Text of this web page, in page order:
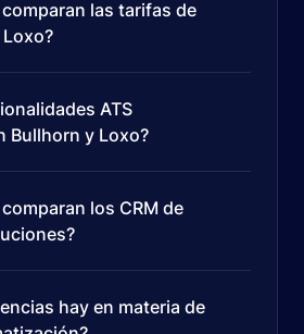
las tarifas de
ATS
Bullhorn y Loxo?
los CRM de
hay en materia de